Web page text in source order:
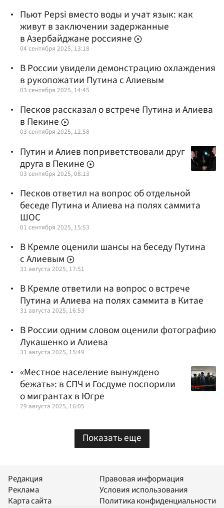
Пьют Pepsi вместо воды и учат язык: как
живут в заключении задержанные
в Азербайджане россияне
04 сентября 2025, 13:18
В России увидели демонстрацию охлаждения
в рукопожатии Путина с Алиевым
03 сентября 2025, 14:45
Песков рассказал о встрече Путина и Алиева
в Пекине
03 сентября 2025, 12:58
Путин и Алиев поприветствовали друг
друга в Пекине
03 сентября 2025, 08:13
Песков ответил на вопрос об отдельной
беседе Путина и Алиева на полях саммита
ШОС
01 сентября 2025, 15:53
В Кремле оценили шансы на беседу Путина
с Алиевым
31 августа 2025, 17:51
В Кремле ответили на вопрос о встрече
Путина и Алиева на полях саммита в Китае
31 августа 2025, 16:53
В России одним словом оценили фотографию
Лукашенко и Алиева
31 августа 2025, 15:49
«Местное население вынуждено
бежать»: в СПЧ и Госдуме поспорили
о мигрантах в Югре
29 августа 2025, 16:05
Показать еще
Редакция
Реклама
Карта сайта
Правовая информация
Условия использования
Политика конфиденциальности